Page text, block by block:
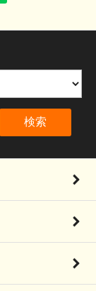
検索